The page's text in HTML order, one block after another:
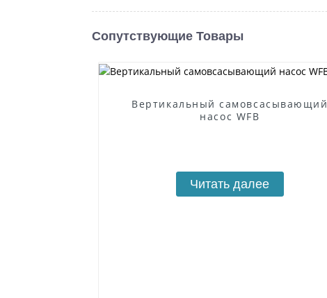
Сопутствующие Товары
Вертикальный самовсасывающий
насос WFB
Читать далее